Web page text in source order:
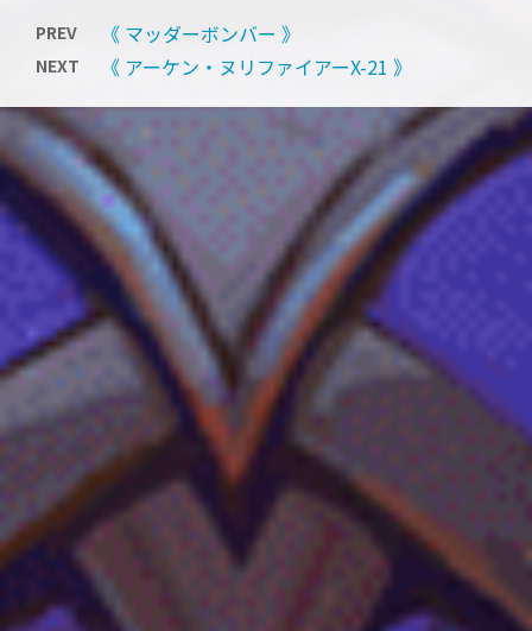
PREV 《 マッダーボンバー 》
NEXT 《 アーケン・ヌリファイアーX-21 》